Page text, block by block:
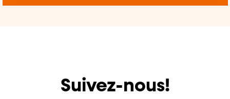
Suivez-nous!